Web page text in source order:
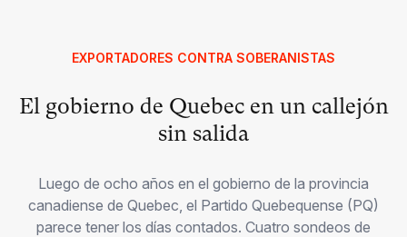
EXPORTADORES CONTRA SOBERANISTAS
El gobierno de Quebec en un callejón
sin salida
Luego de ocho años en el gobierno de la provincia
canadiense de Quebec, el Partido Quebequense (PQ)
parece tener los días contados. Cuatro sondeos de